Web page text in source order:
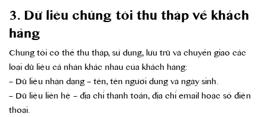
3. Dữ liệu chúng tôi thu thập về khách
hàng
Chúng tôi có thể thu thập, sử dụng, lưu trữ và chuyển giao các
loại dữ liệu cá nhân khác nhau của khách hàng:
– Dữ liệu nhận dạng – tên, tên người dùng và ngày sinh.
– Dữ liệu liên hệ – địa chỉ thanh toán, địa chỉ email hoặc số điện
thoại.